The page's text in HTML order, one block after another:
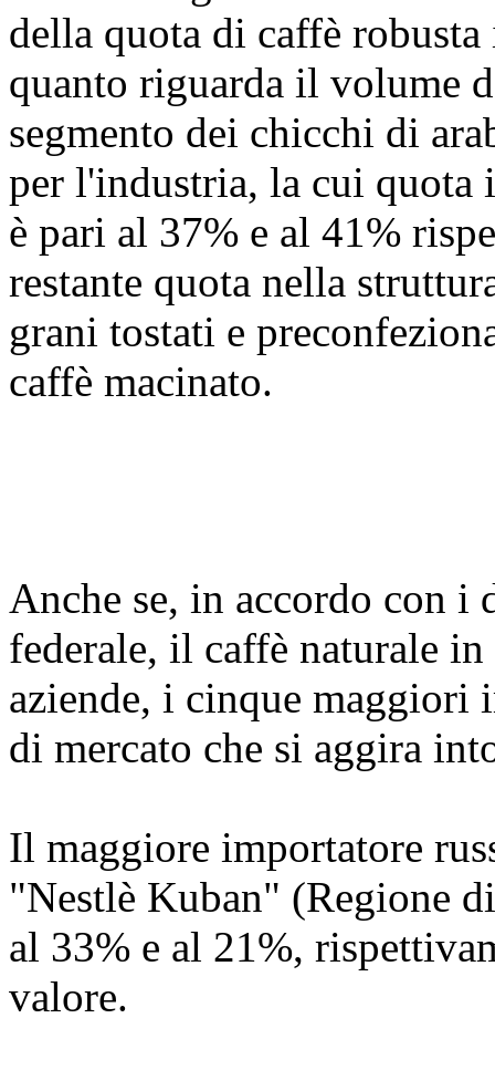
della quota di caffè
quanto riguarda il volume
segmento dei chicchi di
per l'industria, la cui
è pari al 37% e al 41%
restante quota nella
grani tostati e
caffè macinato.
Anche se, in accordo con i
federale, il caffè naturale
aziende, i cinque maggiori
di mercato che si aggira
Il maggiore importatore
"Nestlè Kuban" (Regione
al 33% e al 21%,
valore.